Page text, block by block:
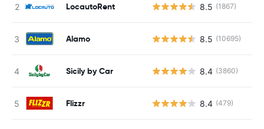
LocautoRent 8.5 (1867)
Alamo 8.5 (10695)
Sicily by Car 8.4 (3860)
Flizzr 8.4 (479)